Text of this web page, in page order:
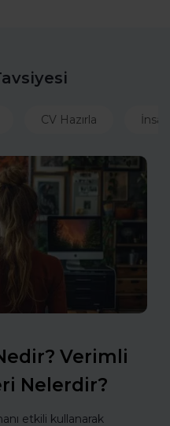
CV Hazırla
Verimli
Nelerdir?
etkili kullanarak